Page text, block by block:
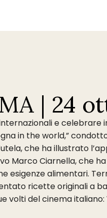
| 24
e
in the world,”
che ha illustrato
Marco Ciarnella, che
esigenze alimentari.
ricette originali a
del cinema italiano: